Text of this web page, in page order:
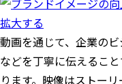
拡大する
動画を通じて、企業の
などを丁寧に伝えるこ
ります。映像はストー